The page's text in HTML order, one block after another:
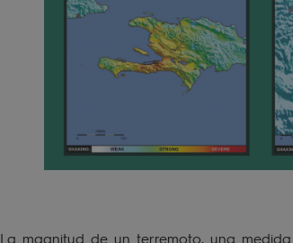
La magnitud de un terremoto, una